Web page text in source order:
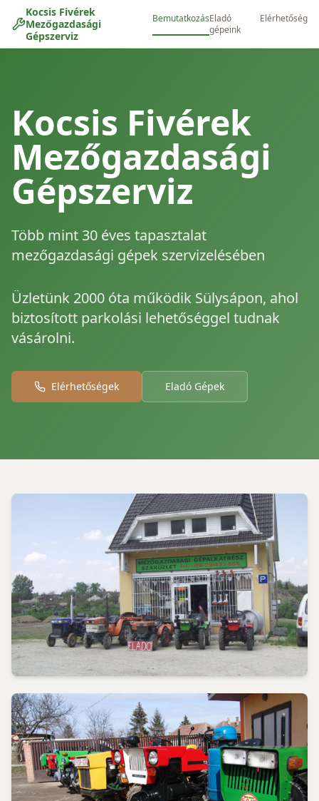
Kocsis Fivérek
Mezőgazdasági
Gépszerviz
BemutatkozásEladó
gépeink
Elérhetőség
Kocsis Fivérek
Mezőgazdasági
Gépszerviz
Több mint 30 éves tapasztalat
mezőgazdasági gépek szervizelésében
Üzletünk 2000 óta működik Sülysápon, ahol
biztosított parkolási lehetőséggel tudnak
vásárolni.
Elérhetőségek Eladó Gépek